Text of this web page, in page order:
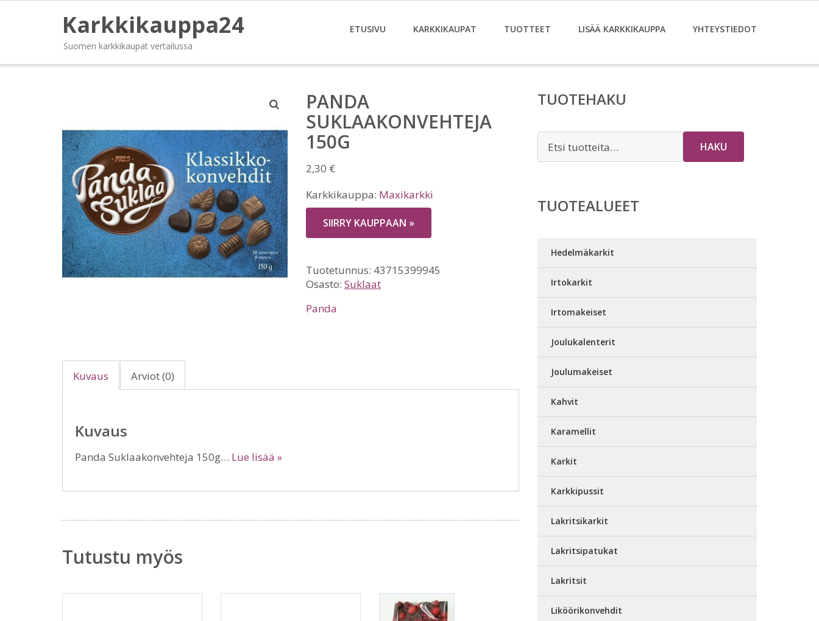
Karkkikauppa24
Suomen karkkikaupat vertailussa
ETUSIVU KARKKIKAUPAT TUOTTEET LISÄÄ KARKKIKAUPPA YHTEYSTIEDOT
PANDA
SUKLAAKONVEHTEJA
150G
2,30 €
Karkkikauppa: Maxikarkki
SIIRRY KAUPPAAN »
Tuotetunnus: 43715399945
Osasto: Suklaat
Panda
Kuvaus Arviot (0)
Kuvaus
Panda Suklaakonvehteja 150g… Lue lisää »
Tutustu myös
TUOTEHAKU
HAKU
TUOTEALUEET
Hedelmäkarkit
Irtokarkit
Irtomakeiset
Joulukalenterit
Joulumakeiset
Kahvit
Karamellit
Karkit
Karkkipussit
Lakritsikarkit
Lakritsipatukat
Lakritsit
Liköörikonvehdit